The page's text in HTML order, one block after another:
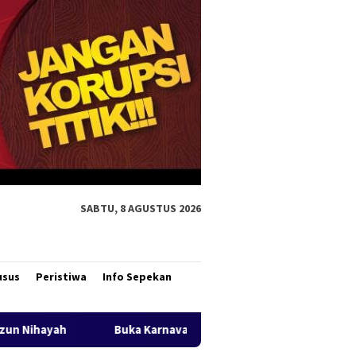
SABTU, 8 AGUSTUS 2026
Peristiwa Info Sepekan
Pembangunan, Bupati Merauke Ajak Warga Rawat Persatuan